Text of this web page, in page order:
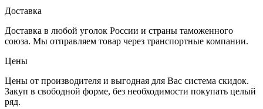
Доставка
Доставка в любой уголок России и страны таможенного
союза. Мы отправляем товар через транспортные компании.
Цены
Цены от производителя и выгодная для Вас система скидок.
Закуп в свободной форме, без необходимости покупать целый
ряд.